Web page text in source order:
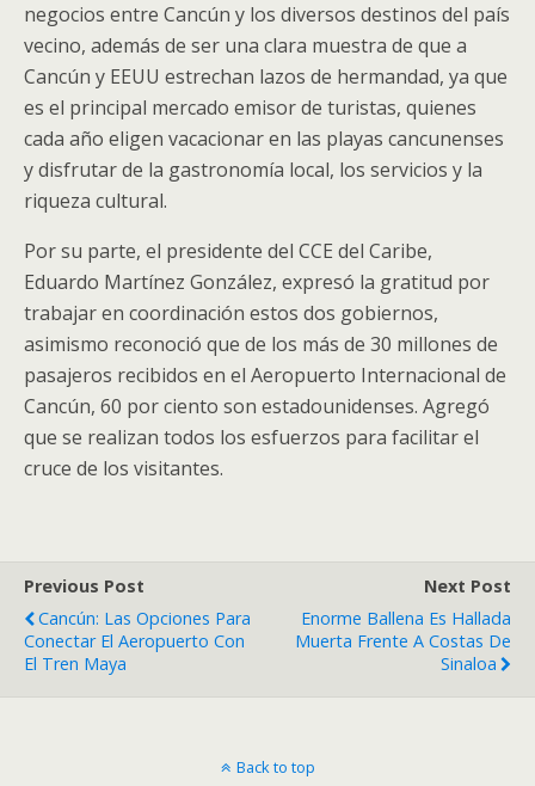
negocios entre Cancún y los diversos destinos del país
vecino, además de ser una clara muestra de que a
Cancún y EEUU estrechan lazos de hermandad, ya que
es el principal mercado emisor de turistas, quienes
cada año eligen vacacionar en las playas cancunenses
y disfrutar de la gastronomía local, los servicios y la
riqueza cultural.
Por su parte, el presidente del CCE del Caribe,
Eduardo Martínez González, expresó la gratitud por
trabajar en coordinación estos dos gobiernos,
asimismo reconoció que de los más de 30 millones de
pasajeros recibidos en el Aeropuerto Internacional de
Cancún, 60 por ciento son estadounidenses. Agregó
que se realizan todos los esfuerzos para facilitar el
cruce de los visitantes.
Previous Post
Cancún: Las Opciones Para
Conectar El Aeropuerto Con
El Tren Maya
Next Post
Enorme Ballena Es Hallada
Muerta Frente A Costas De
Sinaloa
Back to top